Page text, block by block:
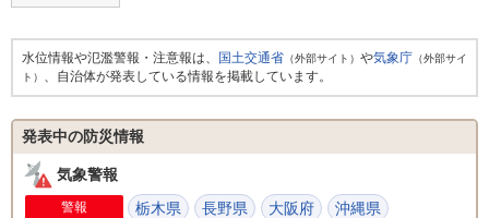
水位情報や氾濫警報・注意報は、 国土交通省 （外部サイト） や気象庁 （外部サイ
ト） 、自治体が発表している情報を掲載しています。
発表中の防災情報
気象警報
警報 栃木県 長野県 大阪府 沖縄県